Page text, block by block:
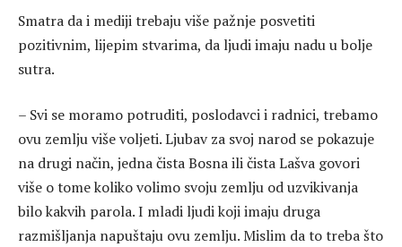
Smatra da i mediji trebaju više pažnje posvetiti
pozitivnim, lijepim stvarima, da ljudi imaju nadu u bolje
sutra.
– Svi se moramo potruditi, poslodavci i radnici, trebamo
ovu zemlju više voljeti. Ljubav za svoj narod se pokazuje
na drugi način, jedna čista Bosna ili čista Lašva govori
više o tome koliko volimo svoju zemlju od uzvikivanja
bilo kakvih parola. I mladi ljudi koji imaju druga
razmišljanja napuštaju ovu zemlju. Mislim da to treba što